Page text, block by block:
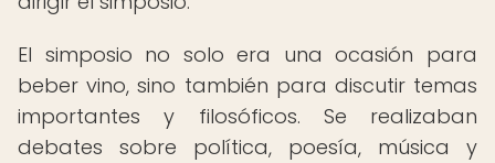
El simposio no solo era una ocasión para
beber vino, sino también para discutir temas
importantes y filosóficos. Se realizaban
debates sobre política, poesía, música y